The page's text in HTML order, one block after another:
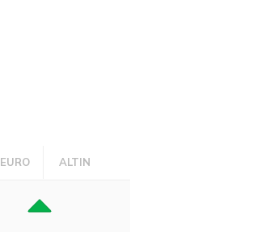
EURO ALTIN